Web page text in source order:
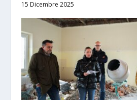
15 Dicembre 2025